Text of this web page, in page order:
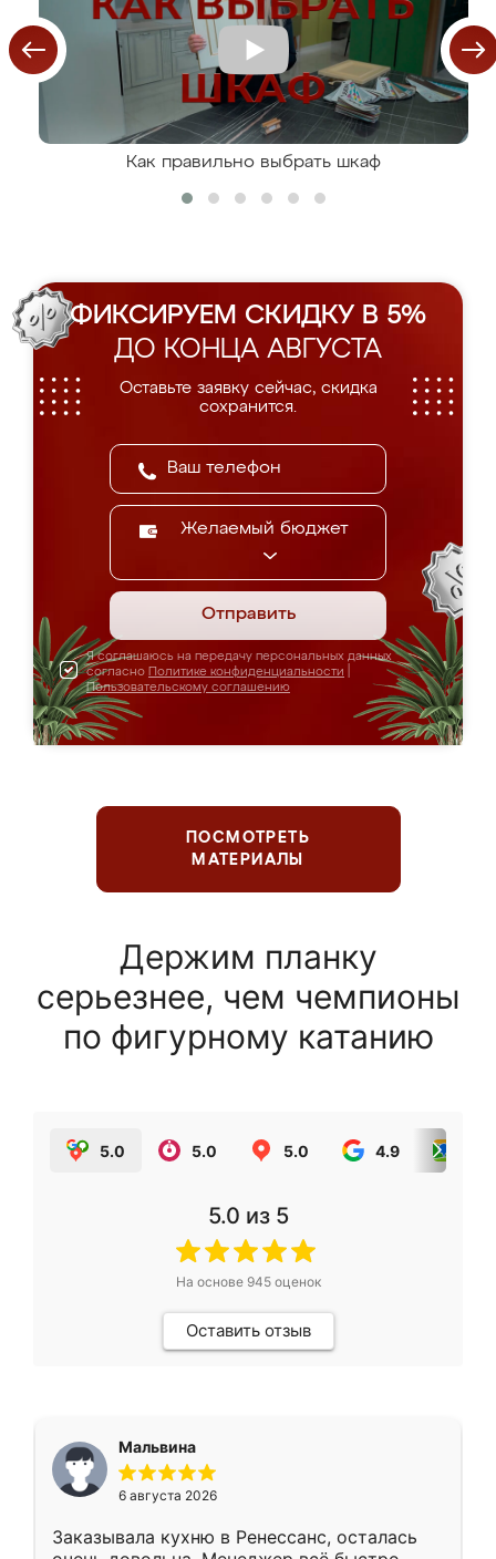
Как правильно выбрать шкаф
ФИКСИРУЕМ СКИДКУ В 5%
ДО КОНЦА АВГУСТА
Оставьте заявку сейчас, скидка
сохранится.
Желаемый бюджет
Отправить
Я соглашаюсь на передачу персональных данных
согласно Политике конфиденциальности
Пользовательскому соглашению
ПОСМОТРЕТЬ
МАТЕРИАЛЫ
Держим планку
серьезнее, чем чемпионы
по фигурному катанию
5.0 5.0 5.0 4.9
5.0 из 5
На основе 945оценок
Оставить отзыв
Мальвина
6 августа 2026
Заказывала кухню в Ренессанс, осталась